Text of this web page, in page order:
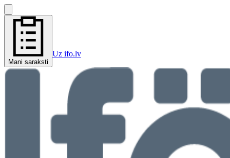
Mani saraksti
Uz ifo.lv